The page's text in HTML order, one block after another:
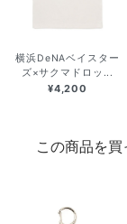
横浜DeNAベイスター
ズ×サクマドロッ...
¥4,200
この商品を